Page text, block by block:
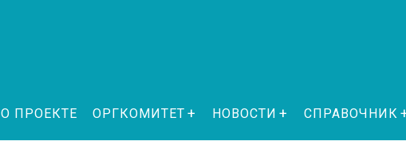
О ПРОЕКТЕ ОРГКОМИТЕТ НОВОСТИ СПРАВОЧНИК